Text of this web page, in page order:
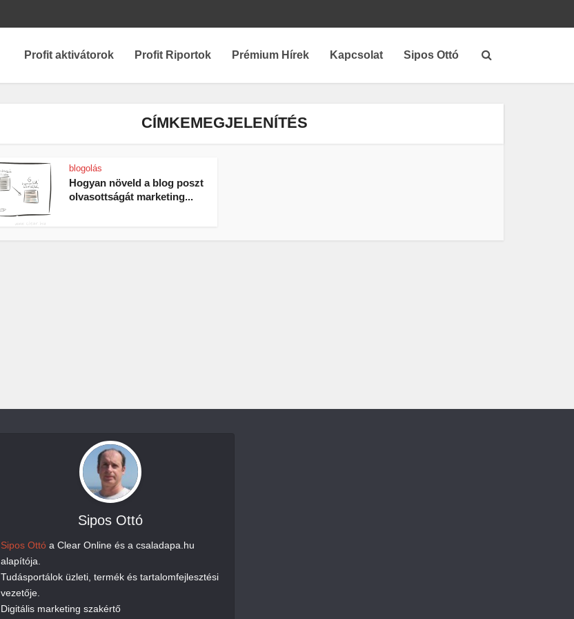
Profit aktivátorok Profit Riportok Prémium Hírek Kapcsolat Sipos Ottó
CÍMKEMEGJELENÍTÉS
blogolás
Hogyan növeld a blog poszt
olvasottságát marketing...
Sipos Ottó
Sipos Ottóa Clear Online és a csaladapa.hu
alapítója.
Tudásportálok üzleti, termék és tartalomfejlesztési
vezetője.
Digitális marketing szakértő